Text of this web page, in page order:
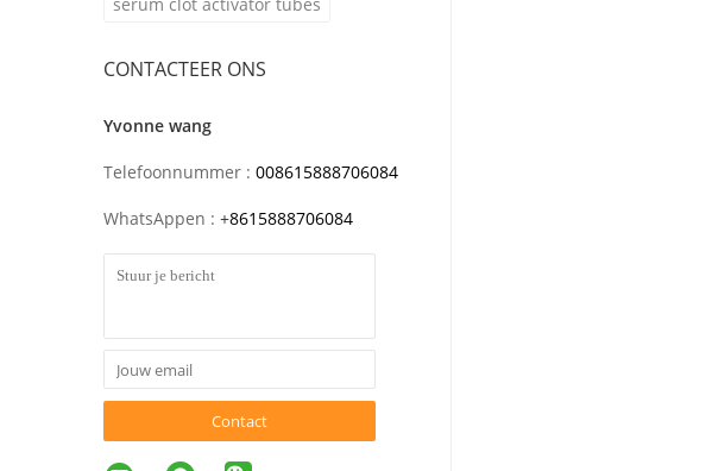
CONTACTEER ONS
Yvonne wang
Telefoonnummer : 008615888706084
WhatsAppen : +8615888706084
Contact